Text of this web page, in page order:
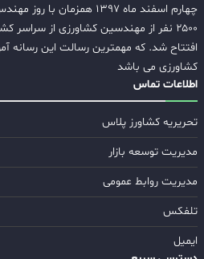
چهارم اسفند ماه ۱۳۹۷
۲۵۰۰ نفر از مهندسین کشاورزی از
افتتاح شد. که مهمترین رسالت این رسانه
کشاورزی می باشد
اطلاعات تماس
تحریریه کشاورز پلاس
مدیریت توسعه بازار
مدیریت روابط عمومی
تلفکس
ایمیل